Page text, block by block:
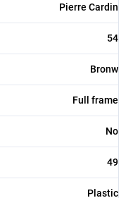
Pierre Cardin
54
Bronw
Full frame
No
49
Plastic